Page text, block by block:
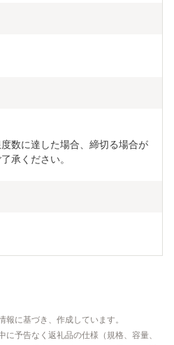
数に達した場合、締切る場合が
承ください。
に基づき、作成しています。
予告なく返礼品の仕様（規格、容量、